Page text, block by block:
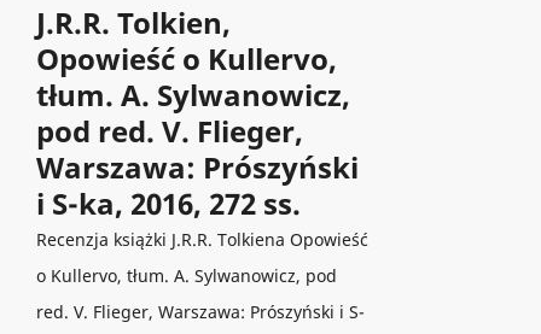
J.R.R. Tolkien,
Opowieść o Kullervo,
tłum. A. Sylwanowicz,
pod red. V. Flieger,
Warszawa: Prószyński
i S-ka, 2016, 272 ss.
Recenzja książki J.R.R. Tolkiena Opowieść
o Kullervo, tłum. A. Sylwanowicz, pod
red. V. Flieger, Warszawa: Prószyński i S-